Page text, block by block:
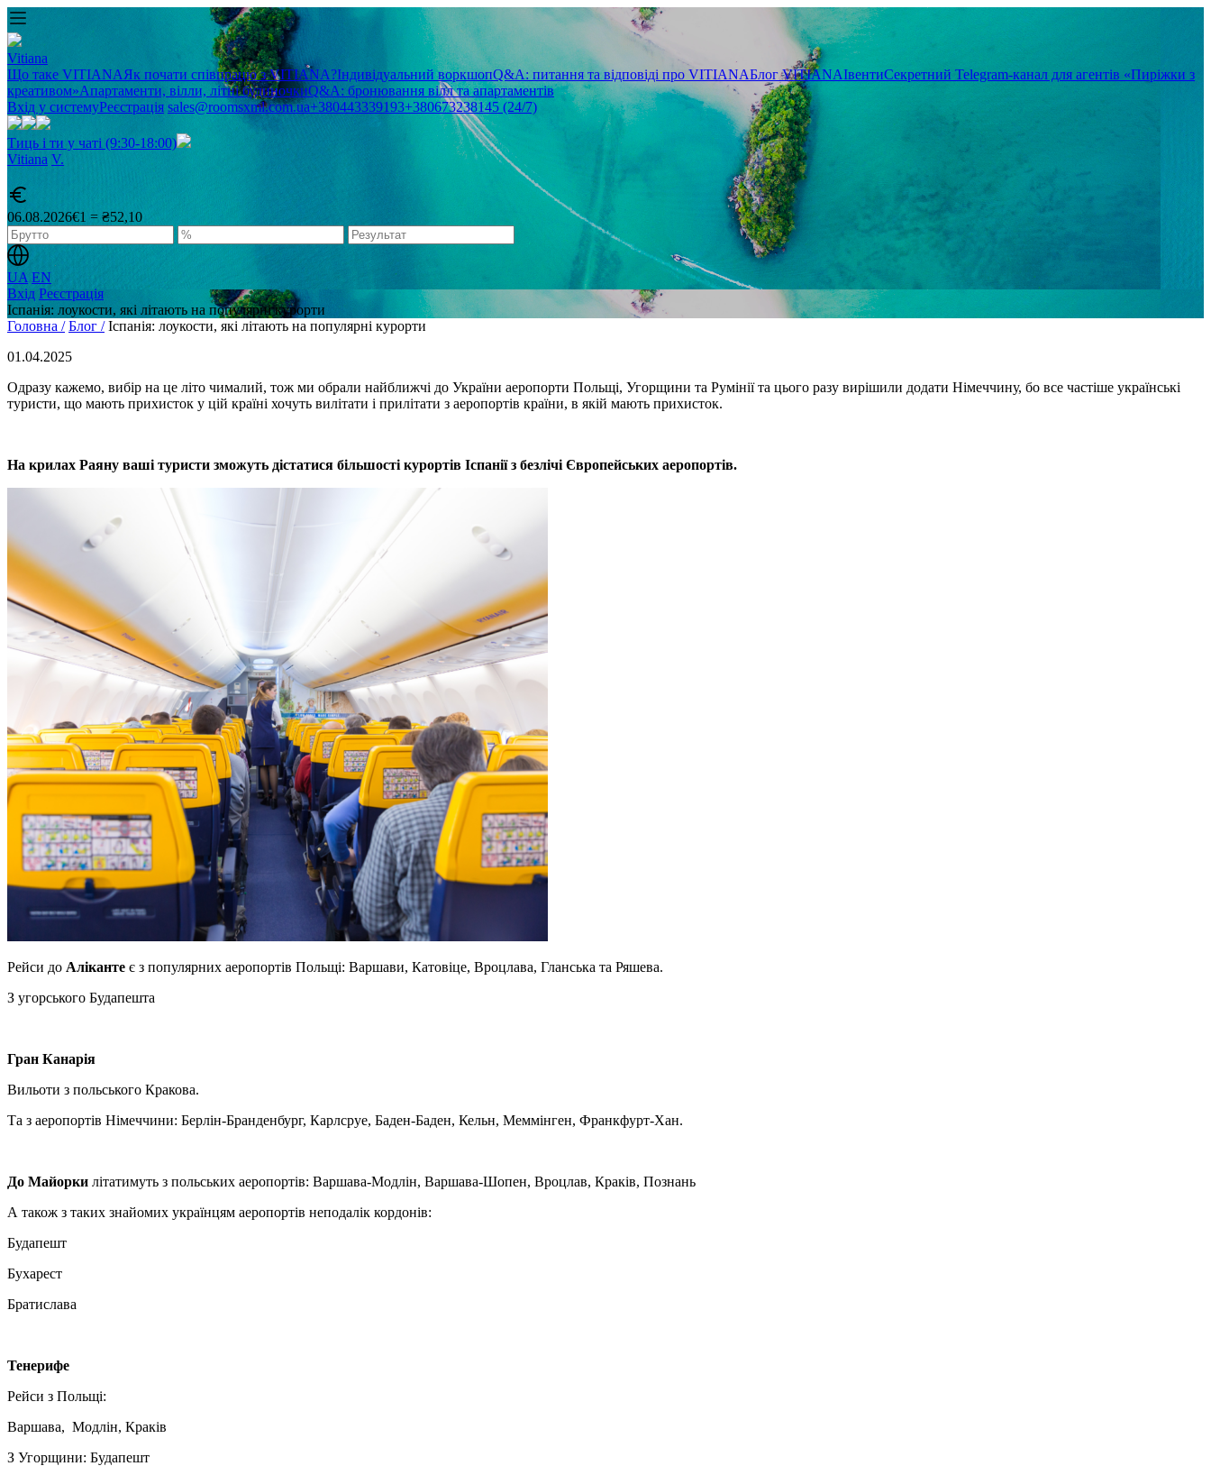
Vitiana
Що таке VITIANAЯк почати співпрацю з VITIANA?Індивідуальний воркшопQ&A: питання та відповіді про VITIANAБлог VITIANAІвентиСекретний Telegram-канал для агентів «Пиріжки з
креативом»Апартаменти, вілли, літні будиночкиQ&A: бронювання вілл та апартаментів
Вхід у системуРеєстрація sales@roomsxml.com.ua+380443339193+380673238145 (24/7)
Тиць і ти у чаті (9:30-18:00)
Vitiana V.
06.08.2026€1 = ₴52,10
UA EN
Вхід Реєстрація
Іспанія: лоукости, які літають на популярні курорти
Головна / Блог / Іспанія: лоукости, які літають на популярні курорти
01.04.2025
Одразу кажемо, вибір на це літо чималий, тож ми обрали найближчі до України аеропорти Польщі, Угорщини та Румінії та цього разу вирішили додати Німеччину, бо все частіше українські
туристи, що мають прихисток у цій країні хочуть вилітати і прилітати з аеропортів країни, в якій мають прихисток.
На крилах Раяну ваші туристи зможуть дістатися більшості курортів Іспанії з безлічі Європейських аеропортів.
Рейси до Аліканте є з популярних аеропортів Польщі: Варшави, Катовіце, Вроцлава, Гланська та Ряшева.
З угорського Будапешта
Гран Канарія
Вильоти з польського Кракова.
Та з аеропортів Німеччини: Берлін-Бранденбург, Карлсруе, Баден-Баден, Кельн, Меммінген, Франкфурт-Хан.
До Майорки літатимуть з польських аеропортів: Варшава-Модлін, Варшава-Шопен, Вроцлав, Краків, Познань
А також з таких знайомих українцям аеропортів неподалік кордонів:
Будапешт
Бухарест
Братислава
Тенерифе
Рейси з Польщі:
Варшава, Модлін, Краків
З Угорщини: Будапешт